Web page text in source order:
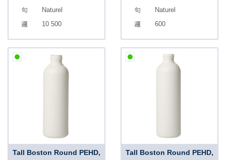
Naturel
10 500
Naturel
600
Tall Boston Round PEHD,
Tall Boston Round PEHD,